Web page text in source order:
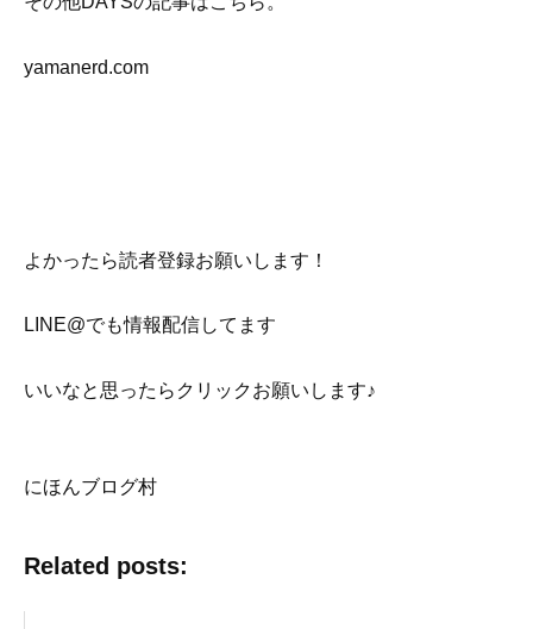
yamanerd.com
よかったら読者登録お願いします！
LINE@でも情報配信してます
いいなと思ったらクリックお願いします♪
にほんブログ村
Related posts: